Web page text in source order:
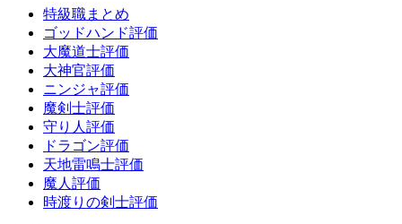
特級職まとめ
ゴッドハンド評価
大魔道士評価
大神官評価
ニンジャ評価
魔剣士評価
守り人評価
ドラゴン評価
天地雷鳴士評価
魔人評価
時渡りの剣士評価